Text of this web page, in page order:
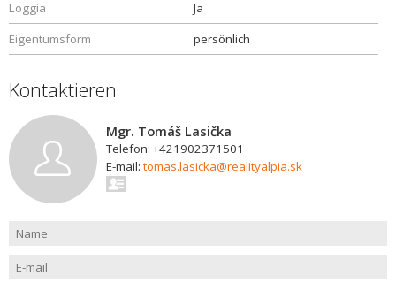
Loggia
Ja
Eigentumsform
persönlich
Kontaktieren
Mgr. Tomáš Lasička
Telefon: +421902371501
E-mail: tomas.lasicka@realityalpia.sk